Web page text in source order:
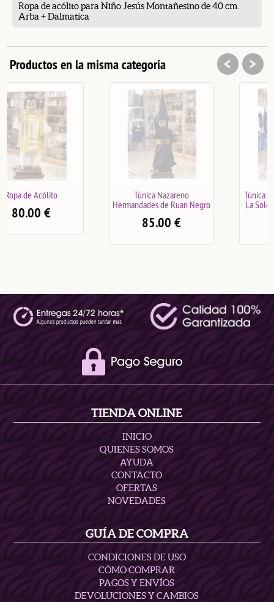
Ropa de acólito para Niño Jesús Montañesino de 40 cm.
Arba + Dalmatica
Productos en la misma categoría
Túnica Nazareno
Hermandades de Ruan Negro
Túnica Nazareno Hermandad
La Soledad de San Lorenzo
< >
TIENDA ONLINE
INICIO
QUIENES SOMOS
AYUDA
CONTACTO
OFERTAS
NOVEDADES
GUÍA DE COMPRA
CONDICIONES DE USO
CÓMO COMPRAR
PAGOS Y ENVÍOS
DEVOLUCIONES Y CAMBIOS